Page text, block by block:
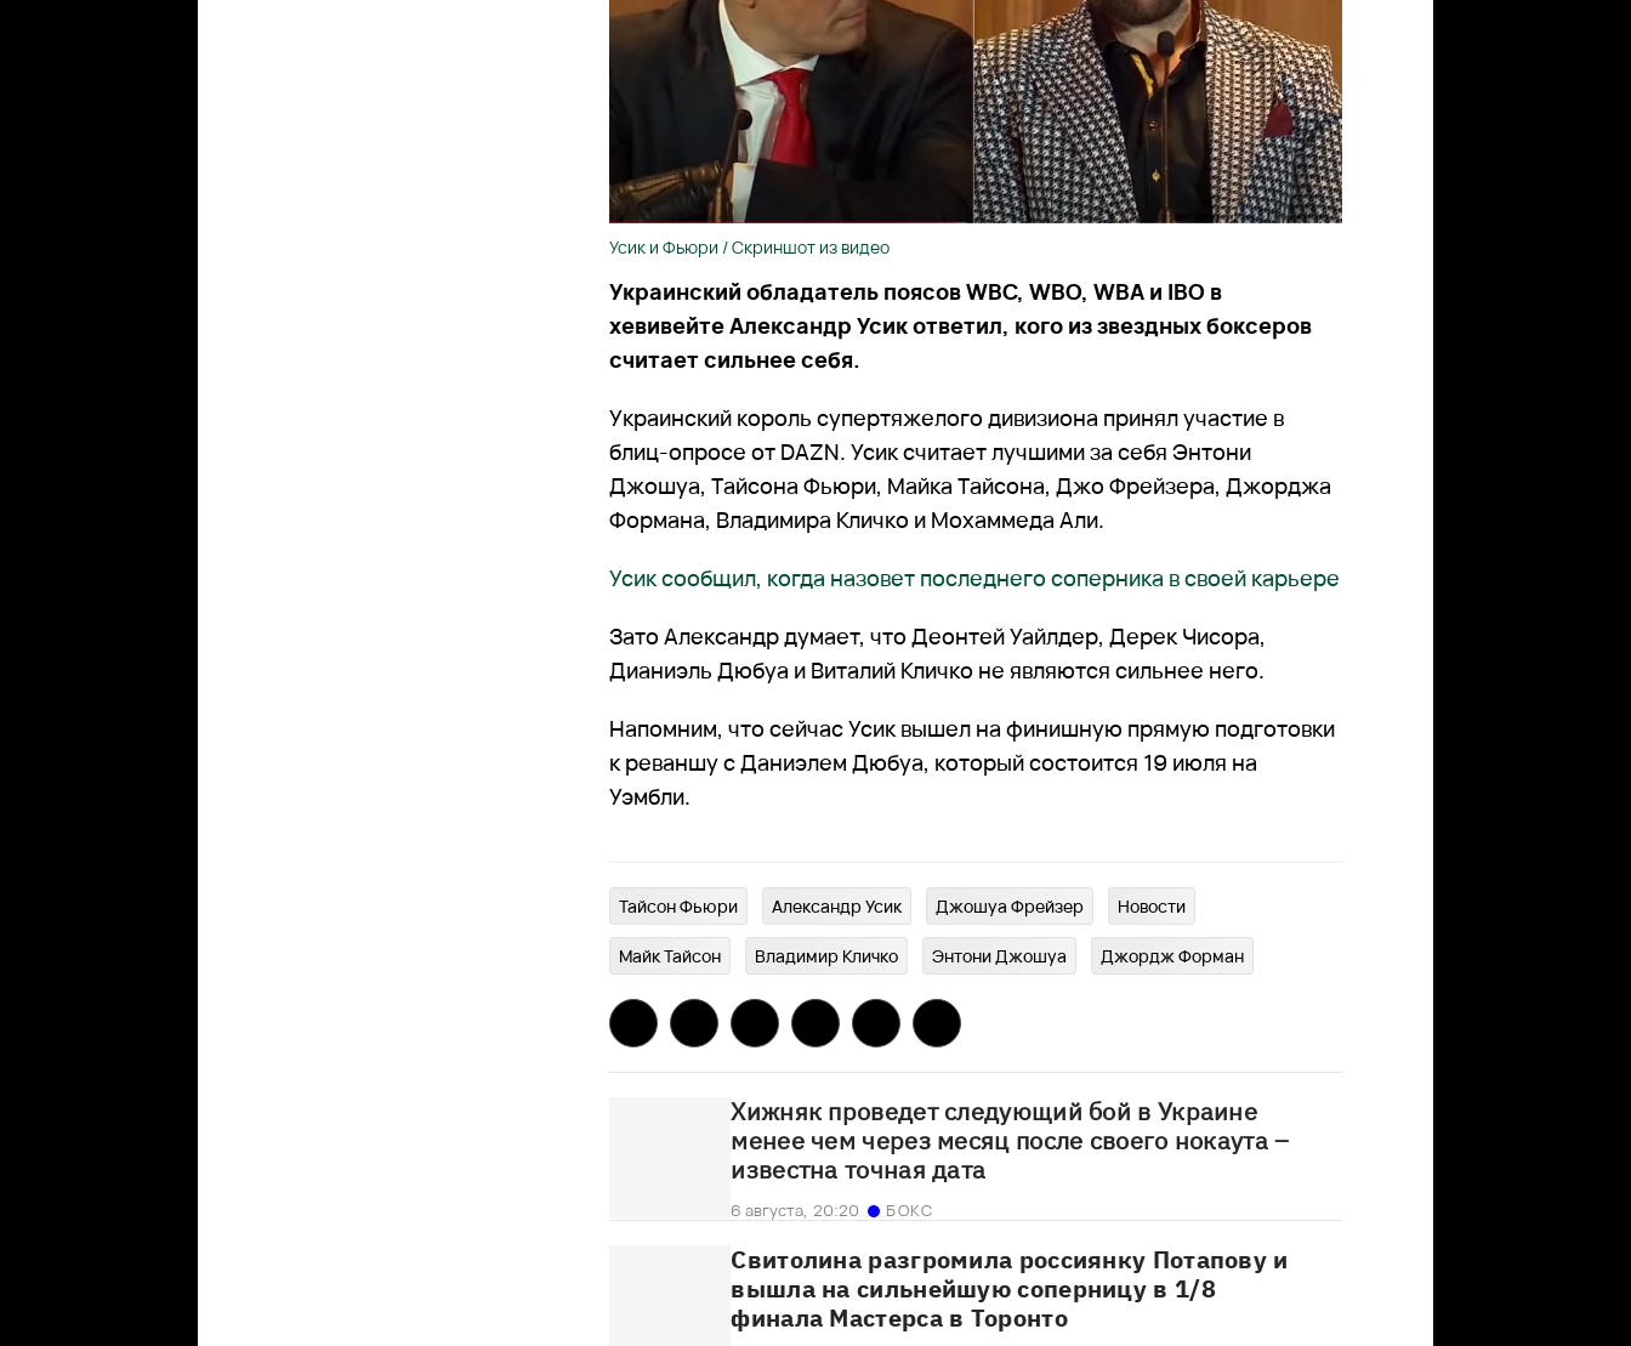
Усик и Фьюри / Скриншот из видео
Украинский обладатель поясов WBC, WBO, WBA и IBO в
хевивейте Александр Усик ответил, кого из звездных боксеров
считает сильнее себя.
Украинский король супертяжелого дивизиона принял участие в
блиц-опросе от DAZN. Усик считает лучшими за себя Энтони
Джошуа, Тайсона Фьюри, Майка Тайсона, Джо Фрейзера, Джорджа
Формана, Владимира Кличко и Мохаммеда Али.
Усик сообщил, когда назовет последнего соперника в своей карьере
Зато Александр думает, что Деонтей Уайлдер, Дерек Чисора,
Дианиэль Дюбуа и Виталий Кличко не являются сильнее него.
Напомним, что сейчас Усик вышел на финишную прямую подготовки
к реваншу с Даниэлем Дюбуа, который состоится 19 июля на
Уэмбли.
Тайсон Фьюри Александр Усик Джошуа Фрейзер Новости
Майк Тайсон Владимир Кличко Энтони Джошуа Джордж Форман
Хижняк проведет следующий бой в Украине
менее чем через месяц после своего нокаута –
известна точная дата
6 августа, 20:20 БОКС
Свитолина разгромила россиянку Потапову и
вышла на сильнейшую соперницу в 1/8
финала Мастерса в Торонто